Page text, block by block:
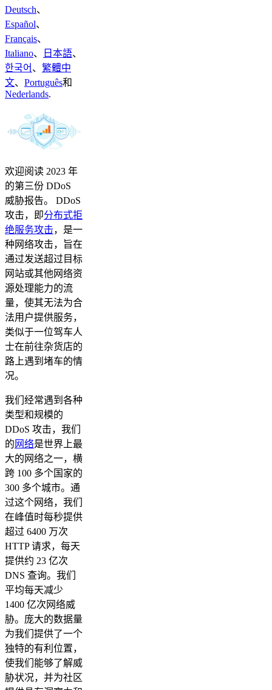
Deutsch、
Español、
Français、
Italiano、 日本語、
한국어 、 繁體中
文、 Português和
Nederlands.
欢迎阅读 2023 年
的第三份 DDoS
威胁报告。 DDoS
攻击，即分布式拒
绝服务攻击，是一
种网络攻击，旨在
通过发送超过目标
网站或其他网络资
源处理能力的流
量，使其无法为合
法用户提供服务，
类似于一位驾车人
士在前往杂货店的
路上遇到堵车的情
况。
我们经常遇到各种
类型和规模的
DDoS 攻击，我们
的 网络是世界上最
大的网络之一，横
跨 100 多个国家的
300 多个城市。通
过这个网络，我们
在峰值时每秒提供
超过 6400 万次
HTTP 请求，每天
提供约 23 亿次
DNS 查询。我们
平均每天减少
1400 亿次网络威
胁。庞大的数据量
为我们提供了一个
独特的有利位置，
使我们能够了解威
胁状况，并为社区